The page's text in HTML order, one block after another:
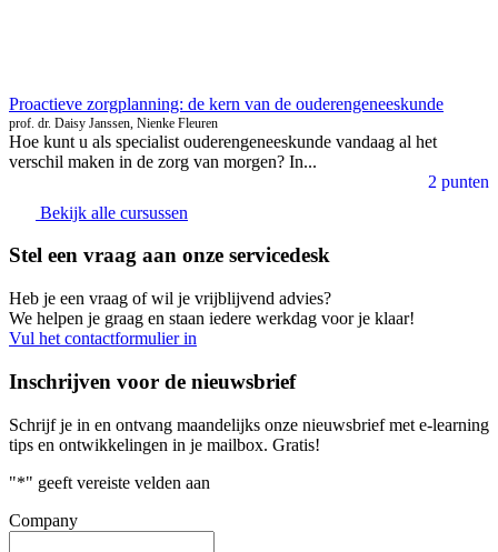
Proactieve zorgplanning: de kern van de ouderengeneeskunde
prof. dr. Daisy Janssen, Nienke Fleuren
Hoe kunt u als specialist ouderengeneeskunde vandaag al het
verschil maken in de zorg van morgen? In...
2 punten
Bekijk alle cursussen
Stel een vraag aan onze servicedesk
Heb je een vraag of wil je vrijblijvend advies?
We helpen je graag en staan iedere werkdag voor je klaar!
Vul het contactformulier in
Inschrijven voor de nieuwsbrief
Schrijf je in en ontvang maandelijks onze nieuwsbrief met e-learning
tips en ontwikkelingen in je mailbox. Gratis!
"*" geeft vereiste velden aan
Company